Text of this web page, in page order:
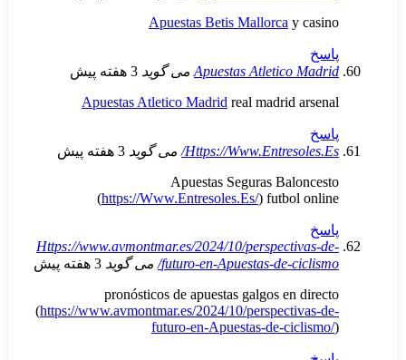
Apuestas Betis Mallorca
Apuestas می گوید 3 هفته پیش
Apuestas Atletico Madrid
Https:// می گوید 3 هفته پیش
Apuestas Seguras
(https://Www.Entresoles.Es/
Https://www.avmontmar.es/2024/10/
futuro-en-Apuestas-de- می گوید 3 هفته پیش
pronósticos de apuestas galgos
(https://www.avmontmar.es/2024/10/
futuro-en-Apuestas-de-